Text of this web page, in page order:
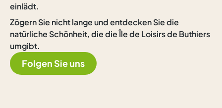
einlädt.
Zögern Sie nicht lange und entdecken Sie die
natürliche Schönheit, die die Île de Loisirs de Buthiers
umgibt.
Folgen Sie uns